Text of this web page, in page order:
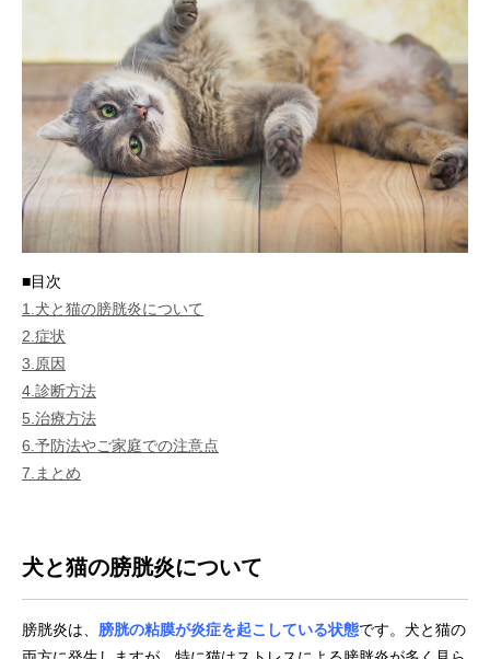
■目次
1.犬と猫の膀胱炎について
2.症状
3.原因
4.診断方法
5.治療方法
6.予防法やご家庭での注意点
7.まとめ
犬と猫の膀胱炎について
膀胱炎は、 膀胱の粘膜が炎症を起こしている状態です。犬と猫の